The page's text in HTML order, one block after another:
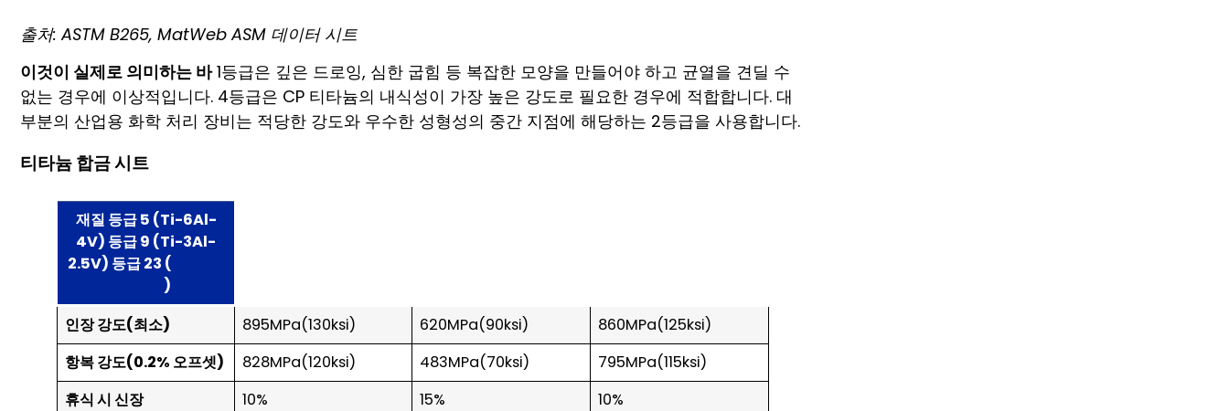
출처: ASTM B265, MatWeb ASM 데이터 시트
이것이 실제로 의미하는 바1등급은 깊은 드로잉, 심한 굽힘 등 복잡한 모양을 만들어야 하고 균열을 견딜 수
없는 경우에 이상적입니다. 4등급은 CP 티타늄의 내식성이 가장 높은 강도로 필요한 경우에 적합합니다. 대
부분의 산업용 화학 처리 장비는 적당한 강도와 우수한 성형성의 중간 지점에 해당하는 2등급을 사용합니다.
티타늄 합금 시트
재질 등급 5 (Ti-6Al-
4V) 등급 9 (Ti-3Al-
2.5V) 등급 23 (
)
인장 강도(최소)
895MPa(130ksi) 620MPa(90ksi)
860MPa(125ksi)
항복 강도(0.2% 오프셋)
828MPa(120ksi) 483MPa(70ksi)
795MPa(115ksi)
휴식 시 신장
10% 15%
10%